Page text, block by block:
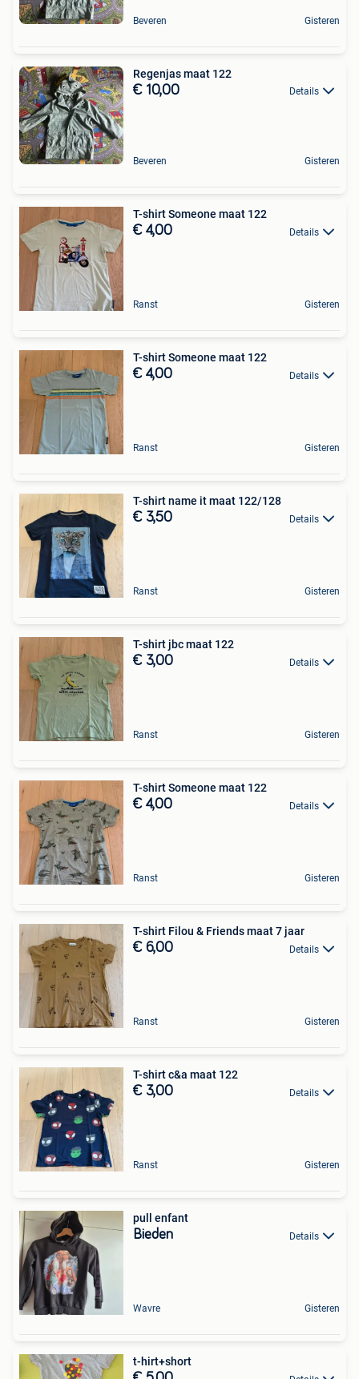
Beveren Gisteren
Regenjas maat 122
€ 10,00 Details
Beveren Gisteren
T-shirt Someone maat 122
€ 4,00 Details
Ranst Gisteren
T-shirt Someone maat 122
€ 4,00 Details
Ranst Gisteren
T-shirt name it maat 122/128
€ 3,50 Details
Ranst Gisteren
T-shirt jbc maat 122
€ 3,00 Details
Ranst Gisteren
T-shirt Someone maat 122
€ 4,00 Details
Ranst Gisteren
T-shirt Filou & Friends maat 7 jaar
€ 6,00 Details
Ranst Gisteren
T-shirt c&a maat 122
€ 3,00 Details
Ranst Gisteren
pull enfant
Bieden Details
Wavre Gisteren
t-hirt+short